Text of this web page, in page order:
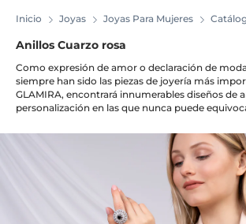
Inicio Joyas Joyas Para Mujeres
Anillos Cuarzo rosa
Como expresión de amor o declaración de
siempre han sido las piezas de joyería más
GLAMIRA, encontrará innumerables diseños de
personalización en las que nunca puede